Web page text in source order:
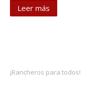
Leer más
¡Rancheros para todos!